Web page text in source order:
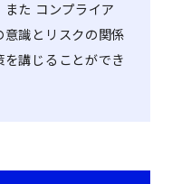
た コンプライア
識とリスクの関係
講じることができ